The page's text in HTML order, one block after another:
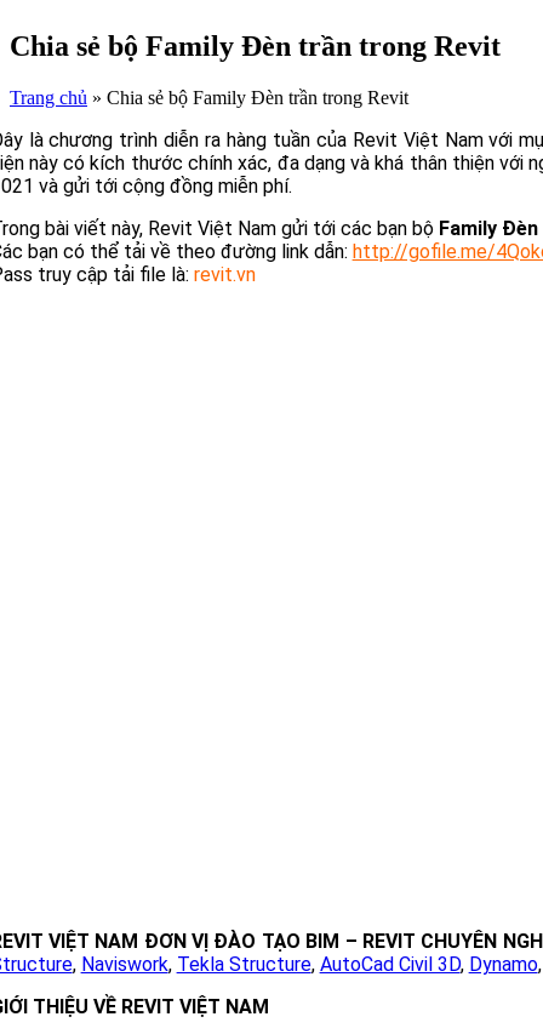
Chia sẻ bộ Family Đèn trần trong Revit
Trang chủ » Chia sẻ bộ Family Đèn trần trong Revit
là chương trình diễn ra hàng tuần của Revit Việt Nam với
này có kích thước chính xác, đa dạng và khá thân thiện với
và gửi tới cộng đồng miễn phí.
bài viết này, Revit Việt Nam gửi tới các bạn bộ Family
bạn có thể tải về theo đường link dẫn: http://gofile.me/
truy cập tải file là: revit.vn
VIỆT NAM ĐƠN VỊ ĐÀO TẠO BIM – REVIT CHUYÊN
, Naviswork, Tekla Structure, AutoCad Civil 3D, Dynamo
THIỆU VỀ REVIT VIỆT NAM